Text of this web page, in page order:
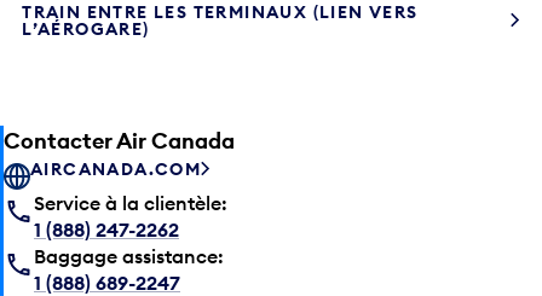
TRAIN ENTRE LES TERMINAUX (LIEN VERS
L’AÉROGARE)
Contacter Air Canada
AIRCANADA.COM
Service à la clientèle:
1 (888) 247-2262
Baggage assistance:
1 (888) 689-2247